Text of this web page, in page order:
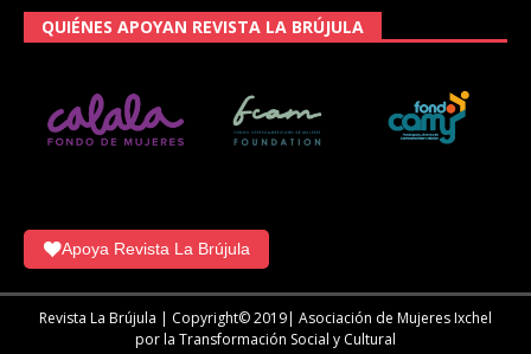
QUIÉNES APOYAN REVISTA LA BRÚJULA
Apoya Revista La Brújula
Revista La Brújula | Copyright© 2019| Asociación de Mujeres Ixchel
por la Transformación Social y Cultural